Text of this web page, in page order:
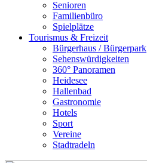
Senioren
Familienbüro
Spielplätze
Tourismus & Freizeit
Bürgerhaus / Bürgerpark
Sehenswürdigkeiten
360° Panoramen
Heidesee
Hallenbad
Gastronomie
Hotels
Sport
Vereine
Stadtradeln